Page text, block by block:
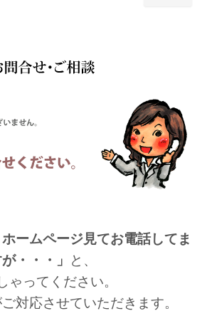
ホームページ見てお電話してま
・・・」
と、
ゃってください。
対応させていただきます。